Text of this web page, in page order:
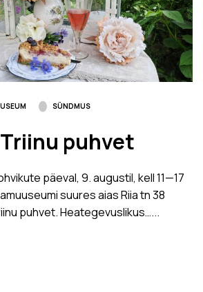
SÜNDMUS
puhvet
päeval, 9. augustil, kell 11­—17
suures aias Riia tn 38
puhvet. Heategevuslikus…...